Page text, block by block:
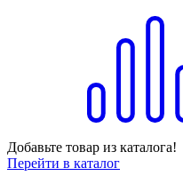
Добавьте товар из каталога!
Перейти в каталог